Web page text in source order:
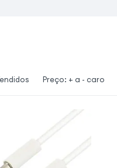
Preço: + a - caro